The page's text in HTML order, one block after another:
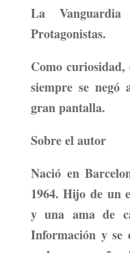
La
Protagonistas.
Como curiosidad,
siempre se
gran pantalla.
Sobre el autor
Nació en
1964. Hijo de un
y una ama de
Información y se